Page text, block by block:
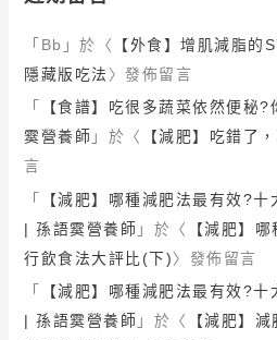
「 Bb 」於〈
【外食】增肌減脂的
隱藏版吃法 〉發佈留言
「
【食譜】吃很多蔬菜依然便秘
霙營養師 」於〈 【減肥】吃錯了
言
「
【減肥】哪種減肥法最有效?
| 孫語霙營養師 」於〈
【減肥】
行飲食法大評比(下)〉發佈留言
「
【減肥】哪種減肥法最有效?
| 孫語霙營養師 」於〈
【減肥】